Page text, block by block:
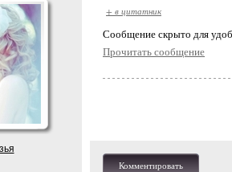
+ в цитатник
Cообщение скрыто для
Прочитать сообщение
Комментировать